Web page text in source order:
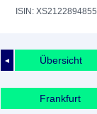
ISIN: XS2122894855
◄ Übersicht
Frankfurt